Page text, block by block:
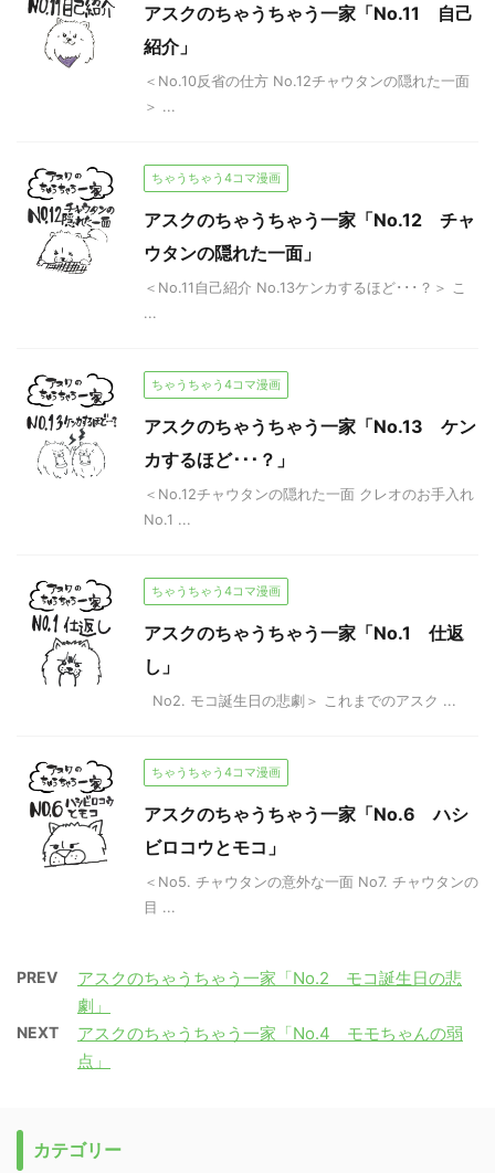
アスクのちゃうちゃう一家「No.11 自己
紹介」
＜No.10反省の仕方 No.12チャウタンの隠れた一面
＞ ...
ちゃうちゃう4コマ漫画
アスクのちゃうちゃう一家「No.12 チャ
ウタンの隠れた一面」
＜No.11自己紹介 No.13ケンカするほど･･･？＞ こ
...
ちゃうちゃう4コマ漫画
アスクのちゃうちゃう一家「No.13 ケン
カするほど･･･？」
＜No.12チャウタンの隠れた一面 クレオのお手入れ
No.1 ...
ちゃうちゃう4コマ漫画
アスクのちゃうちゃう一家「No.1 仕返
し」
No2. モコ誕生日の悲劇＞ これまでのアスク ...
ちゃうちゃう4コマ漫画
アスクのちゃうちゃう一家「No.6 ハシ
ビロコウとモコ」
＜No5. チャウタンの意外な一面 No7. チャウタンの
目 ...
PREV
アスクのちゃうちゃう一家「No.2 モコ誕生日の悲
劇」
NEXT
アスクのちゃうちゃう一家「No.4 モモちゃんの弱
点」
カテゴリー